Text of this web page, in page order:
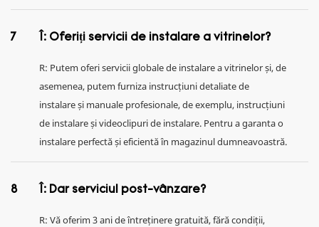
7 Î: Oferiți servicii de instalare a vitrinelor?
R: Putem oferi servicii globale de instalare a vitrinelor și, de
asemenea, putem furniza instrucțiuni detaliate de
instalare și manuale profesionale, de exemplu, instrucțiuni
de instalare și videoclipuri de instalare. Pentru a garanta o
instalare perfectă și eficientă în magazinul dumneavoastră.
8 Î: Dar serviciul post-vânzare?
R: Vă oferim 3 ani de întreținere gratuită, fără condiții,